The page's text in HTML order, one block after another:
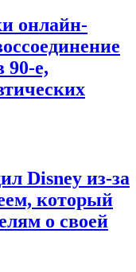
онлайн-
90-е,
Disney из-за
который
о своей